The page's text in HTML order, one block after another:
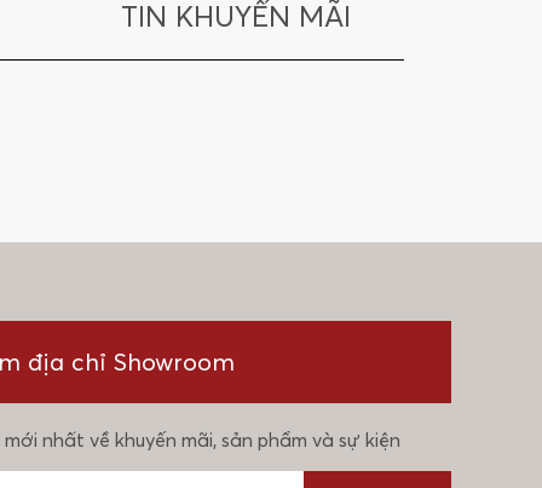
TIN KHUYẾN MÃI
địa chỉ Showroom
nhất về khuyến mãi, sản phẩm và sự kiện